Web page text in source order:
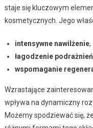
staje się kluczowym
kosmetycznych. Jego
intensywne nawilżenie,
łagodzenie podrażnień
wspomaganie
Wzrastające
wpływa na dynamiczny
Możemy spodziewać się,